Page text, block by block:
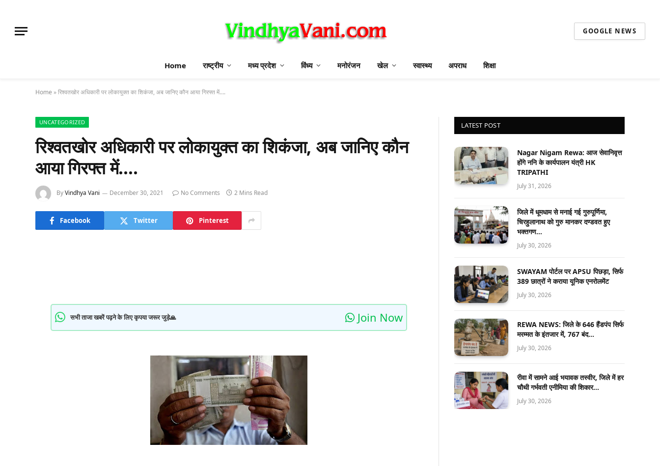
GOOGLE NEWS
Home राष्ट्रीय मध्य प्रदेश विंध्य मनोरंजन खेल स्वास्थ्य अपराध शिक्षा
Home »रिश्वतखोर अधिकारी पर लोकायुक्त का शिकंजा, अब जानिए कौन आया गिरफ्त में….
UNCATEGORIZED
रिश्वतखोर अधिकारी पर लोकायुक्त का शिकंजा, अब जानिए कौन
आया गिरफ्त में….
ByVindhya Vani December 30, 2021 No Comments 2 Mins Read
Facebook Twitter Pinterest
सभी ताजा खबरें पढ़ने के लिए कृपया जरूर जुड़े🙏 Join Now
LATEST POST
Nagar Nigam Rewa: आज सेवानिवृत्त
होंगे ननि के कार्यपालन यंत्री HK
TRIPATHI
July 31, 2026
जिले में धूमधाम से मनाई गई गुरुपूर्णिमा,
चिरहुलानाथ को गुरु मानकर दण्डवत हुए
भक्तगण…
July 30, 2026
SWAYAM पोर्टल पर APSU पिछड़ा, सिर्फ
389 छात्रों ने कराया यूनिक एनरोलमेंट
July 30, 2026
REWA NEWS: जिले के 646 हैंडपंप सिर्फ
मरम्मत के इंतजार में, 767 बंद…
July 30, 2026
रीवा में सामने आई भयावक तस्वीर, जिले में हर
चौथी गर्भवती एनीमिया की शिकार…
July 30, 2026